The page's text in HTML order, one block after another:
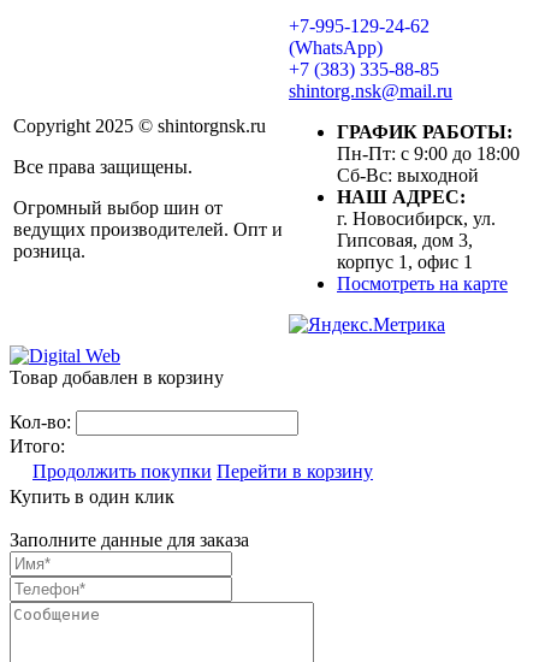
Copyright 2025 © shintorgnsk.ru
Все права защищены.
Огромный выбор шин от
ведущих производителей. Опт и
розница.
+7-995-129-24-62
(WhatsApp)
+7 (383) 335-88-85
shintorg.nsk@mail.ru
ГРАФИК РАБОТЫ:
Пн-Пт: с 9:00 до 18:00
Сб-Вс: выходной
НАШ АДРЕС:
г. Новосибирск, ул.
Гипсовая, дом 3,
корпус 1, офис 1
Посмотреть на карте
Товар добавлен в корзину
Кол-во:
Итого:
Продолжить покупки Перейти в корзину
Купить в один клик
Заполните данные для заказа